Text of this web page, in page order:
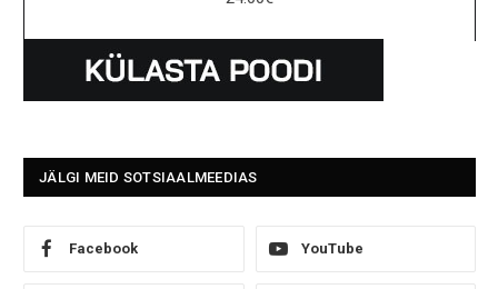
JÄLGI MEID SOTSIAALMEEDIAS
Facebook YouTube